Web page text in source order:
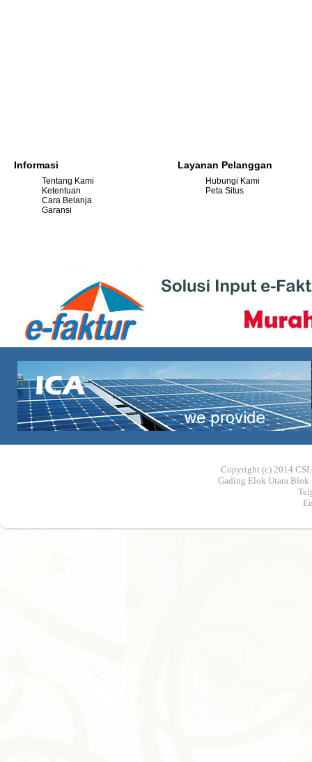
Informasi
Tentang Kami
Ketentuan
Cara Belanja
Garansi
Layanan Pelanggan
Hubungi Kami
Peta Situs
Copyright (c) 2014
Gading Elok Utara Blok